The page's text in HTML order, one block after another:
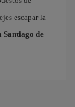
escapar la
Santiago de